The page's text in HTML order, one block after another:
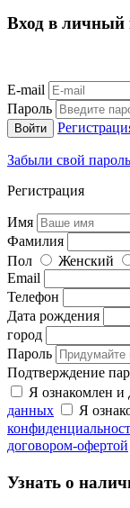
Вход в личный
E-mail
Пароль
Забыли свой
Регистрация
Имя
Фамилия
Пол
Женский
Email
Телефон
Дата рождения
город
Пароль
Подтверждение
Я ознакомлен и
данных
Я
договором-офертой
Узнать о